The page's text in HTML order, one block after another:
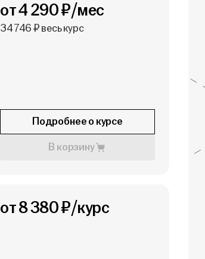
от 4 290 ₽/мес
34 746 ₽ весь курс
Подробнее о курсе
В корзину
от 8 380 ₽/курс